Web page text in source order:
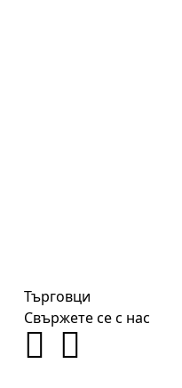
Търговци
Свържете се с нас